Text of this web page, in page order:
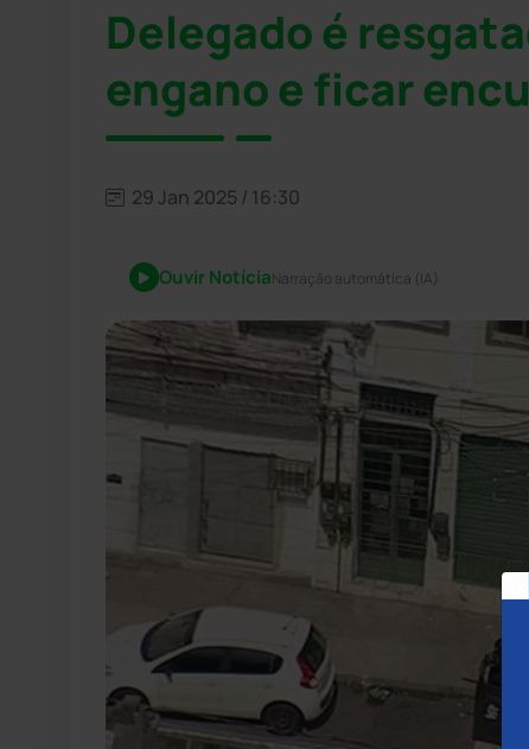
Delegado é
engano e ficar
29 Jan 2025 / 16:30
Ouvir NotíciaNarração automática (IA)